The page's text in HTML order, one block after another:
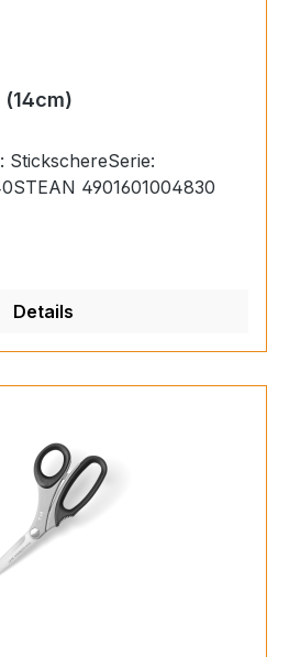
StickschereSerie:
1000Artikel-Nr.: 1140STEAN 4901601004830
Details